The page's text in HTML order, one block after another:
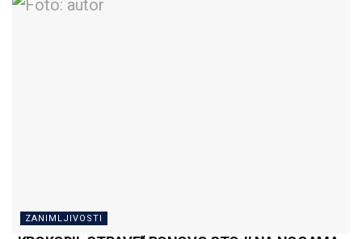
ZANIMLJIVOSTI